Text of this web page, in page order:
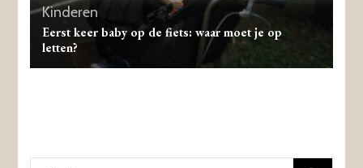
Kinderen
Eerst keer baby op de fiets: waar moet je op
letten?